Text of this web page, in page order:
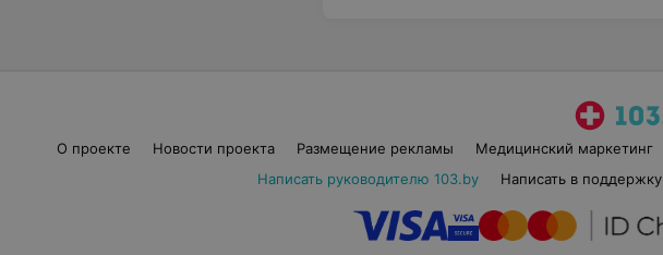
О проекте Новости проекта Размещение рекламы Медицинский маркетинг
Написать руководителю 103.by
Написать в поддержку